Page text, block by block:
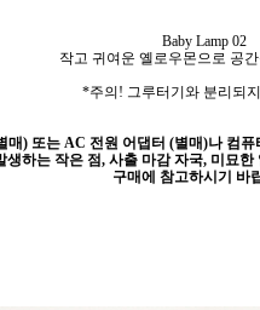
Baby Lamp 02
작고 귀여운 옐로우몬으로 공
*주의! 그루터기와 분리되
매) 또는 AC 전원 어댑터 (별매)나 컴
생하는 작은 점, 사출 마감 자국, 미묘
구매에 참고하시기 바